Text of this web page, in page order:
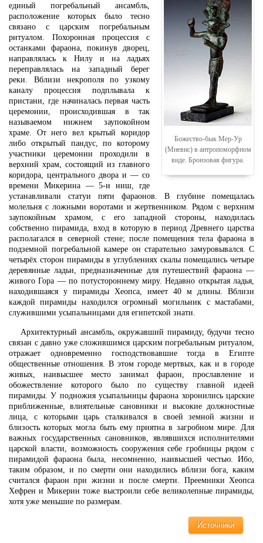
Божество-бык Мер-Ур
(Мневис) в антропоморфном
виде. Бронзовая фигура.
единый погребальный ансамбль,
расположение которых было тесно
связано с царским погребальным
ритуалом. Похоронная процессия с
останками фараона, покинув дворец,
направлялась к Нилу и на ладьях
переправлялась на западный берег
реки. Вблизи некрополя по узкому
каналу процессия подплывала к
пристани, где начиналась первая часть
церемонии, происходившая в так
называемом нижнем заупокойном
храме. От него вел крытый коридор
либо открытый пандус, по которому
участники церемонии проходили в
верхний храм, состоящий из главного
коридора, центрального двора и — со
времени Микерина — 5-и ниш, где
устанавливали статуи пяти фараонов. В глубине помещалась
молельня с ложными воротами и жертвенником. Рядом с верхним
заупокойным храмом, с его западной стороны, находилась
собственно пирамида, вход в которую в период Древнего царства
располагался в северной стене; после помещения тела фараона в
подземной погребальной камере он старательно замуровывался. С
четырёх сторон пирамиды в углублениях скалы помещались четыре
деревянные ладьи, предназначенные для путешествий фараона —
живого Гора — по потустороннему миру. Недавно открытая ладья,
находившаяся у пирамиды Хеопса, имеет 40 м длины. Вблизи
каждой пирамиды находился огромный могильник с мастабами,
служившими усыпальницами для египетской знати.
Архитектурный ансамбль, окружавший пирамиду, будучи тесно
связан с давно уже сложившимся царским погребальным ритуалом,
отражает одновременно господствовавшие тогда в Египте
общественные отношения. В этом городе мертвых, как и в городе
живых, наивысшее место занимал фараон, прославление и
обожествление которого было по существу главной идеей
пирамиды. У подножия усыпальницы фараона хоронились царские
приближенные, влиятельные сановники и высокие должностные
лица, с которыми царь сталкивался в своей земной жизни и
близость которых могла быть ему приятна в загробном мире. Для
важных государственных сановников, являвшихся исполнителями
царской власти, возможность сооружения себе гробницы рядом с
пирамидой фараона была, несомненно, наивысшей честью. Ибо,
таким образом, и по смерти они находились вблизи бога, каким
считался фараон при жизни и после смерти. Преемники Хеопса
Хефрен и Микерин тоже выстроили себе великолепные пирамиды,
хотя уже меньшие по размерам.
Источники